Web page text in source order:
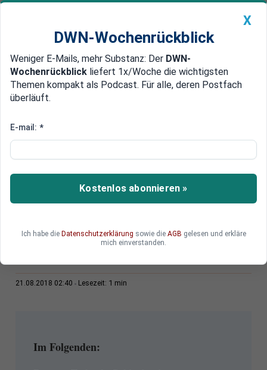
Newsticker MEIN DWN: Geldanlage Premium
Edelmetalle DWN-Magazin China
Rückschlag für Musk
Saudis verhandeln über Einstieg
bei Tesla-Konkurrent Lucid
Der saudi-arabische Staatsfonds prüft einen
21.08.2018 02:40 Lesezeit: 1 min
Im Folgenden:
X
DWN-Wochenrückblick
Weniger E-Mails, mehr Substanz: Der DWN-
Wochenrückblick liefert 1x/Woche die wichtigsten
Themen kompakt als Podcast. Für alle, deren Postfach
überläuft.
E-mail: *
Kostenlos abonnieren »
Ich habe die Datenschutzerklärung sowie die AGB gelesen und erkläre
mich einverstanden.